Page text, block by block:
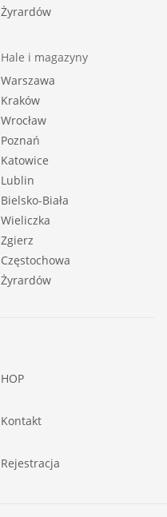
Żyrardów
Hale i magazyny
Warszawa
Kraków
Wrocław
Poznań
Katowice
Lublin
Bielsko-Biała
Wieliczka
Zgierz
Częstochowa
Żyrardów
HOP
Kontakt
Rejestracja